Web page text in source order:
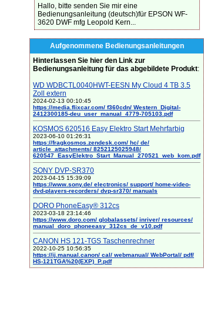
Hallo, bitte senden Sie mir eine
Bedienungsanleitung (deutsch)für EPSON WF-
3620 DWF mfg Leopold Kern...
Aufgenommene Bedienungsanleitungen
Hinterlassen Sie hier den Link zur
Bedienungsanleitung für das abgebildete Produkt:
WD WDBCTL0040HWT-EESN My Cloud 4 TB 3.5
Zoll extern
2024-02-13 00:10:45
https://media.flixcar.com/ f360cdn/ Western_Digital-
2412300185-deu_user_manual_4779-705103.pdf
KOSMOS 620516 Easy Elektro Start Mehrfarbig
2023-06-10 01:26:31
https://fragkosmos.zendesk.com/ hc/ de/
article_attachments/ 8252125025948/
620547_EasyElektro_Start_Manual_270521_web_kom.pdf
SONY DVP-SR370
2023-04-15 15:39:09
https://www.sony.de/ electronics/ support/ home-video-
dvd-players-recorders/ dvp-sr370/ manuals
DORO PhoneEasy® 312cs
2023-03-18 23:14:46
https://www.doro.com/ globalassets/ inriver/ resources/
manual_doro_phoneeasy_312cs_de_v10.pdf
CANON HS 121-TGS Taschenrechner
2022-10-25 10:56:35
https://ij.manual.canon/ cal/ webmanual/ WebPortal/ pdf/
HS-121TGA%20(EXP)_P.pdf